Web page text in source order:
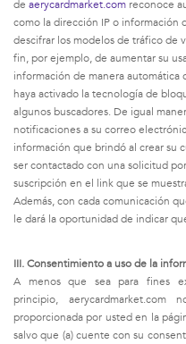
de aerycardmarket.com reconoce
como la dirección IP o información
descifrar los modelos de tráfico de
fin, por ejemplo, de aumentar su
información de manera automática
haya activado la tecnología de
algunos buscadores. De igual
notificaciones a su correo
información que brindó al crear su
ser contactado con una solicitud
suscripción en el link que se
Además, con cada comunicación
le dará la oportunidad de indicar
III. Consentimiento a uso de la
A menos que sea para fines
principio, aerycardmarket.comno
proporcionada por usted en la
salvo que (a) cuente con su